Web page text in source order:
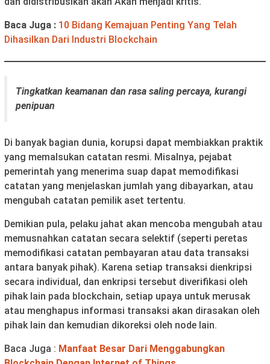
Baca Juga : 10 Bidang Kemajuan Penting Yang Telah
Dihasilkan Dari Industri Blockchain
Tingkatkan keamanan dan rasa saling percaya, kurangi
penipuan
Di banyak bagian dunia, korupsi dapat membiakkan praktik
yang memalsukan catatan resmi. Misalnya, pejabat
pemerintah yang menerima suap dapat memodifikasi
catatan yang menjelaskan jumlah yang dibayarkan, atau
mengubah catatan pemilik aset tertentu.
Demikian pula, pelaku jahat akan mencoba mengubah atau
memusnahkan catatan secara selektif (seperti peretas
memodifikasi catatan pembayaran atau data transaksi
antara banyak pihak). Karena setiap transaksi dienkripsi
secara individual, dan enkripsi tersebut diverifikasi oleh
pihak lain pada blockchain, setiap upaya untuk merusak
atau menghapus informasi transaksi akan dirasakan oleh
pihak lain dan kemudian dikoreksi oleh node lain.
Baca Juga : Manfaat Besar Dari Menggabungkan